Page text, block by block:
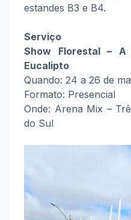
estandes B3 e B4.
Serviço
Show Florestal –
Eucalipto
Quando: 24 a 26 de
Formato: Presencial
Onde: Arena Mix –
do Sul